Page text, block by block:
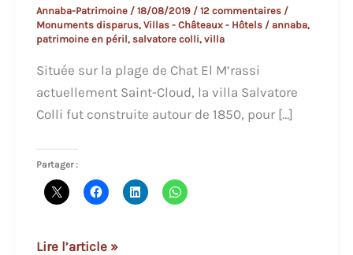
Annaba-Patrimoine / 18/08/2019 / 12 commentaires /
Monuments disparus, Villas - Châteaux - Hôtels/ annaba,
patrimoine en péril, salvatore colli, villa
Située sur la plage de Chat El M’rassi
actuellement Saint-Cloud, la villa Salvatore
Colli fut construite autour de 1850, pour […]
Partager :
La
Lire l’article »